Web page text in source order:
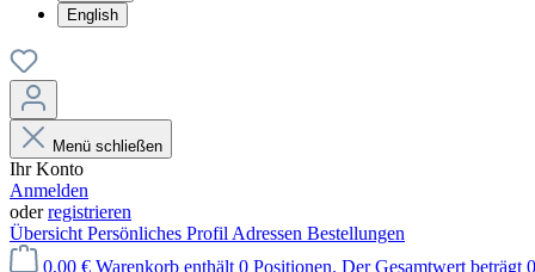
English
Menü schließen
Ihr Konto
Anmelden
oderregistrieren
Übersicht Persönliches Profil Adressen Bestellungen
0,00 € Warenkorb enthält 0 Positionen. Der Gesamtwert beträgt